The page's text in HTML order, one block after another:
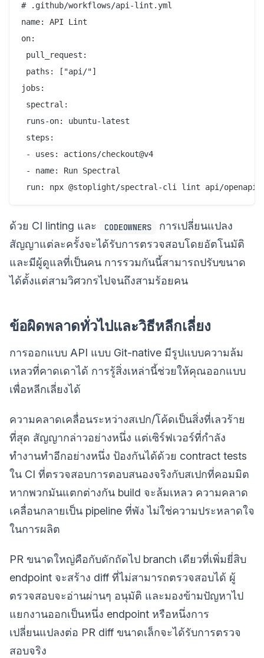
# .github/workflows/api-lint.yml
name: API Lint
on:
pull_request:
paths: ["api/"]
jobs:
spectral:
runs-on: ubuntu-latest
steps:
- uses: actions/checkout@v4
- name: Run Spectral
ด้วย CI linting และ CODEOWNERS
การเปลี่ยนแปลง
สัญญาแต่ละครั้งจะได้รับการตรวจสอบโดยอัตโนมัติ
และมีผู้ดูแลที่เป็นคน การรวมกันนี้สามารถปรับขนาด
ได้ตั้งแต่สามวิศวกรไปจนถึงสามร้อยคน
ข้อผิดพลาดทั่วไปและวิธีหลีกเลี่ยง
การออกแบบ API แบบ Git-native มีรูปแบบความล้ม
เหลวที่คาดเดาได้ การรู้สิ่งเหล่านี้ช่วยให้คุณออกแบบ
เพื่อหลีกเลี่ยงได้
ความคลาดเคลื่อนระหว่างสเปก/โค้ดเป็นสิ่งที่เลวร้าย
ที่สุด สัญญากล่าวอย่างหนึ่ง แต่เซิร์ฟเวอร์ที่กำลัง
ทำงานทำอีกอย่างหนึ่ง ป้องกันได้ด้วย contract tests
ใน CI ที่ตรวจสอบการตอบสนองจริงกับสเปกที่คอมมิต
หากพวกมันแตกต่างกัน build จะล้มเหลว ความคลาด
เคลื่อนกลายเป็น pipeline ที่พัง ไม่ใช่ความประหลาดใจ
ในการผลิต
PR ขนาดใหญ่คือกับดักถัดไป branch เดียวที่เพิ่มยี่สิบ
endpoint จะสร้าง diff ที่ไม่สามารถตรวจสอบได้ ผู้
ตรวจสอบจะอ่านผ่านๆ อนุมัติ และมองข้ามปัญหาไป
แยกงานออกเป็นหนึ่ง endpoint หรือหนึ่งการ
เปลี่ยนแปลงต่อ PR diff ขนาดเล็กจะได้รับการตรวจ
สอบจริง